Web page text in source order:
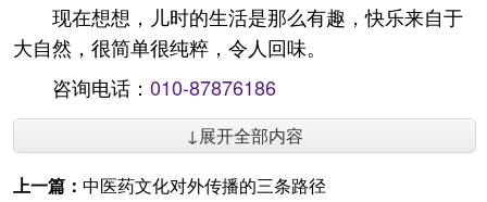
现在想想，儿时的生活是那么有趣，快乐来自于
大自然，很简单很纯粹，令人回味。
咨询电话： 010-87876186
↓展开全部内容
上一篇： 中医药文化对外传播的三条路径